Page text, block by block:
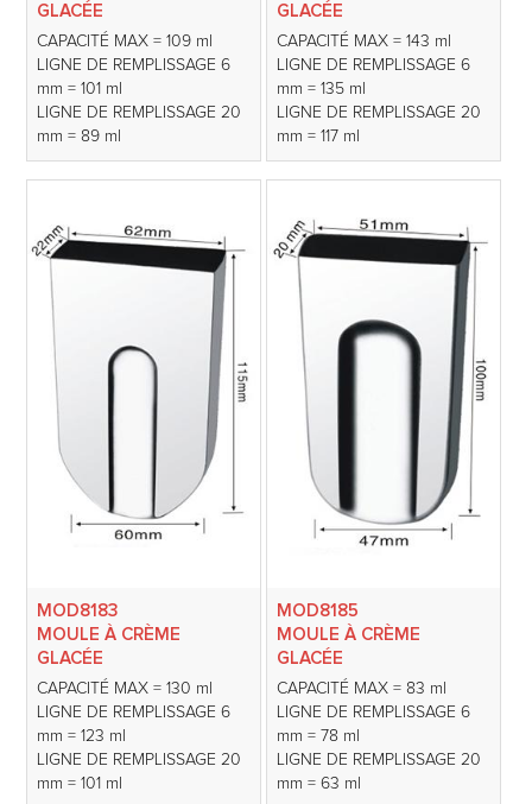
GLACÉE
CAPACITÉ MAX = 109 ml
LIGNE DE REMPLISSAGE 6
mm = 101 ml
LIGNE DE REMPLISSAGE 20
mm = 89 ml
GLACÉE
CAPACITÉ MAX = 143 ml
LIGNE DE REMPLISSAGE 6
mm = 135 ml
LIGNE DE REMPLISSAGE 20
mm = 117 ml
MOD8183
MOULE À CRÈME
GLACÉE
CAPACITÉ MAX = 130 ml
LIGNE DE REMPLISSAGE 6
mm = 123 ml
LIGNE DE REMPLISSAGE 20
mm = 101 ml
MOD8185
MOULE À CRÈME
GLACÉE
CAPACITÉ MAX = 83 ml
LIGNE DE REMPLISSAGE 6
mm = 78 ml
LIGNE DE REMPLISSAGE 20
mm = 63 ml